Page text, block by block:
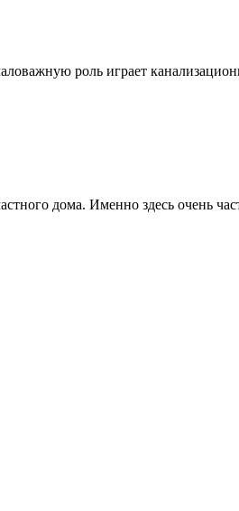
роль играет
дома. Именно здесь очень